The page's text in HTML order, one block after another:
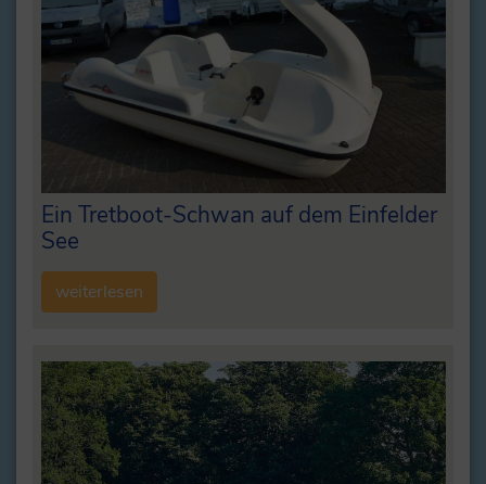
Ein Tretboot-Schwan auf dem Einfelder
See
weiterlesen